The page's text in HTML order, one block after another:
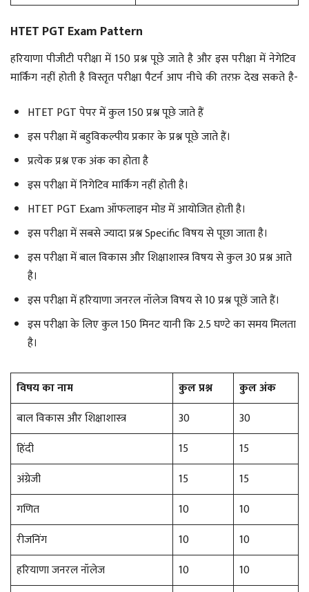
HTET PGT Exam Pattern
हरियाणा पीजीटी परीक्षा में 150 प्रश्न पूछे जाते है और इस परीक्षा में नेगेटिव
मार्किंग नहीं होती है विस्तृत परीक्षा पैटर्न आप नीचे की तरफ़ देख सकते है-
HTET PGT पेपर में कुल 150 प्रश्न पूछे जाते हैं
इस परीक्षा में बहुविकल्पीय प्रकार के प्रश्न पूछे जाते हैं।
प्रत्येक प्रश्न एक अंक का होता है
इस परीक्षा में निगेटिव मार्किंग नहीं होती है।
HTET PGT Exam ऑफलाइन मोड में आयोजित होती है।
इस परीक्षा में सबसे ज्यादा प्रश्न Specific विषय से पूछा जाता है।
इस परीक्षा में बाल विकास और शिक्षाशास्त्र विषय से कुल 30 प्रश्न आते
है।
इस परीक्षा में हरियाणा जनरल नॉलेज विषय से 10 प्रश्न पूछें जाते हैं।
इस परीक्षा के लिए कुल 150 मिनट यानी कि 2.5 घण्टे का समय मिलता
है।
विषय का नाम कुल प्रश्न
कुल अंक
बाल विकास और शिक्षाशास्त्र
30
30
हिंदी
15
15
अंग्रेजी
15
15
गणित
10
10
रीजनिंग
10
10
हरियाणा जनरल नॉलेज
10
10